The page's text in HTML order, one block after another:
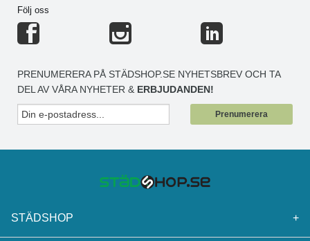
Följ oss
PRENUMERERA PÅ STÄDSHOP.SE NYHETSBREV OCH TA
DEL AV VÅRA NYHETER & ERBJUDANDEN!
Prenumerera
STÄDSHOP +